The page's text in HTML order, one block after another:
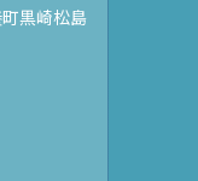
黒崎松島